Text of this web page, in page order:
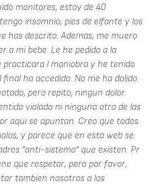
monitores, estoy de 40
insomnio, pies de elfante y los
has descrito. Ademas, me muero
a mi bebe. Le he pedido a la
practicara l maniobra y he tenido
ha accedido. No me ha dolido
pero repito, ningun dolor.
violada ni ninguna otra de las
aqui se apuntan. Creo que todos
y parece que en esta web se
"anti-sistema" que existen. Pr
que respetar, pero por favor,
tambien nosotros a los